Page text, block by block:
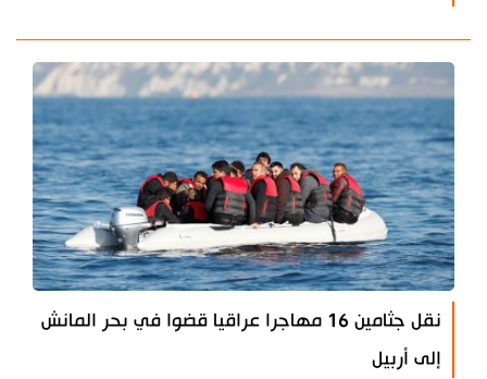
نقل جثامين 16 مهاجرا عراقيا قضوا في بحر المانش
إلى أربيل